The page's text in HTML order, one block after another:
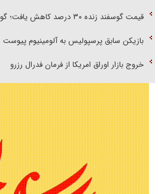
قیمت گوسفند زنده ۳۰ درصد کاهش یافت؛ گوشت ارزان نشد
بازیکن سابق پرسپولیس به آلومینیوم پیوست
خروج بازار اوراق امریکا از فرمان فدرال رزرو